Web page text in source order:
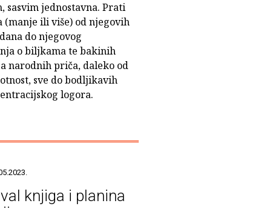
sasvim jednostavna. Prati
(manje ili više) od njegovih
do njegovog
o biljkama te bakinih
narodnih priča, daleko od
sve do bodljikavih
logora.
knjiga i planina